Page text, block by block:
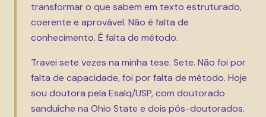
transformar o que sabem em texto estruturado,
coerente e aprovável. Não é falta de
conhecimento. É falta de método.
Travei sete vezes na minha tese. Sete. Não foi por
falta de capacidade, foi por falta de método. Hoje
sou doutora pela Esalq/USP, com doutorado
sanduíche na Ohio State e dois pós-doutorados.